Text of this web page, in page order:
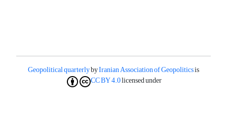
Geopolitical quarterlybyIranian Association of Geopoliticsis
licensed under
CC BY 4.0